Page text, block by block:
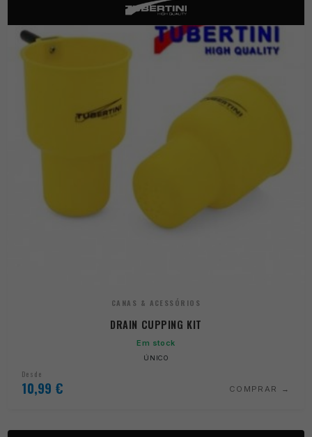
CANAS & ACESSÓRIOS
DRAIN CUPPING KIT
Em stock
ÚNICO
Desde
10,99 € COMPRAR